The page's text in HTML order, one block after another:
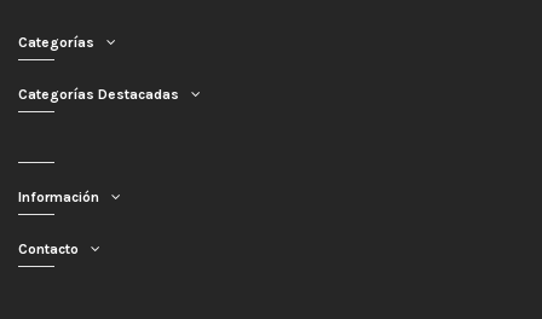
Categorías
Categorías Destacadas
Información
Contacto